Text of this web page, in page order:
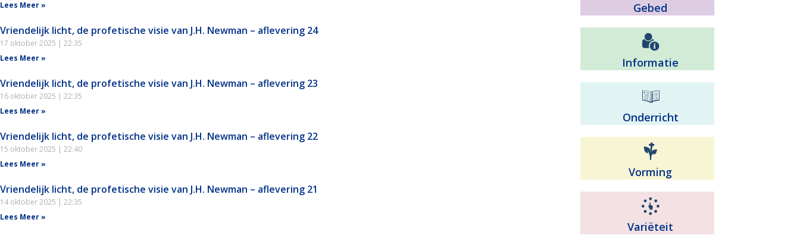
Lees Meer »
Vriendelijk licht, de profetische visie van J.H. Newman – aflevering 24
17 oktober 2025
22:35
Lees Meer »
Vriendelijk licht, de profetische visie van J.H. Newman – aflevering 23
16 oktober 2025
22:35
Lees Meer »
Vriendelijk licht, de profetische visie van J.H. Newman – aflevering 22
15 oktober 2025
22:40
Lees Meer »
Vriendelijk licht, de profetische visie van J.H. Newman – aflevering 21
14 oktober 2025
22:35
Lees Meer »
Gebed
Informatie
Onderricht
Vorming
Variëteit